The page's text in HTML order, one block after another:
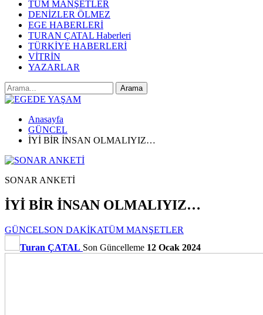
TÜM MANŞETLER
DENİZLER ÖLMEZ
EGE HABERLERİ
TURAN ÇATAL Haberleri
TÜRKİYE HABERLERİ
VİTRİN
YAZARLAR
Anasayfa
GÜNCEL
İYİ BİR İNSAN OLMALIYIZ…
SONAR ANKETİ
İYİ BİR İNSAN OLMALIYIZ…
GÜNCELSON DAKİKATÜM MANŞETLER
Turan ÇATAL Son Güncelleme 12 Ocak 2024